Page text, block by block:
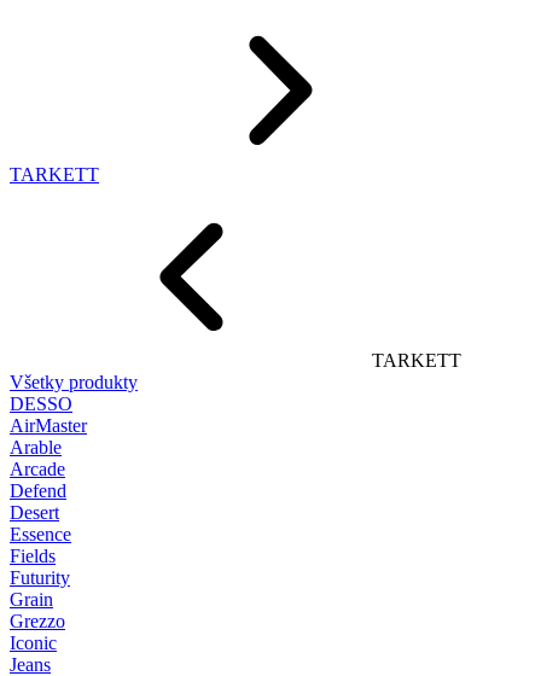
TARKETT
TARKETT
Všetky produkty
DESSO
AirMaster
Arable
Arcade
Defend
Desert
Essence
Fields
Futurity
Grain
Grezzo
Iconic
Jeans